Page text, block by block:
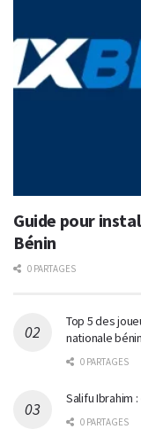
Guide pour
Bénin
0 PARTAGES
Top 5 des
nationale
0 PARTAGES
Salifu Ibrahim
0 PARTAGES